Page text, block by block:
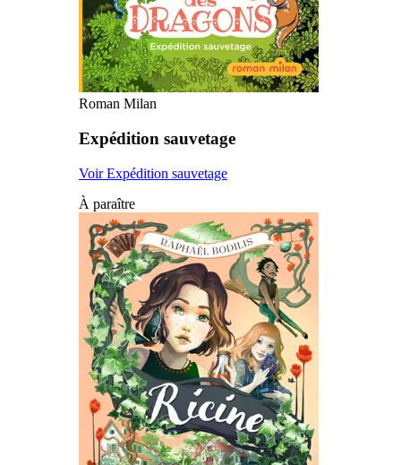
Roman Milan
Expédition sauvetage
Voir Expédition sauvetage
À paraître